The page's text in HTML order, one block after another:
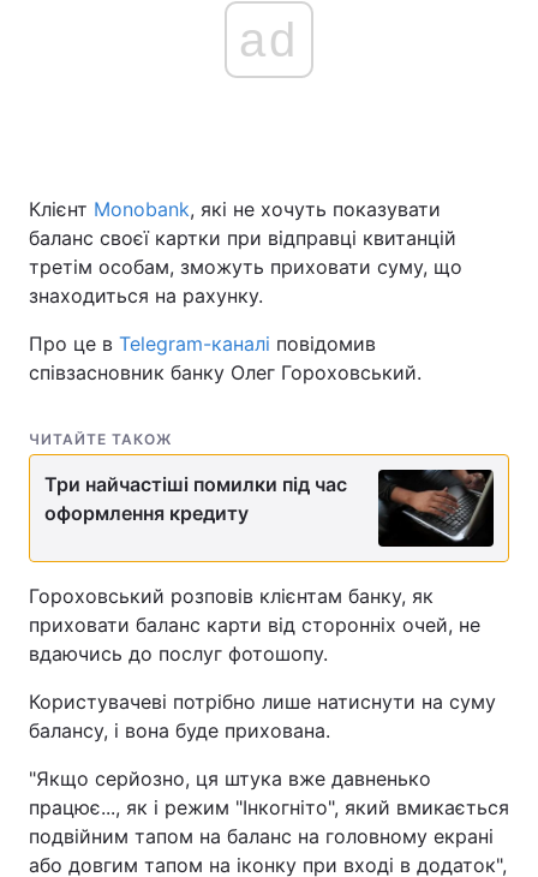
ad
Клієнт Monobank, які не хочуть показувати
баланс своєї картки при відправці квитанцій
третім особам, зможуть приховати суму, що
знаходиться на рахунку.
Про це в Telegram-каналі повідомив
співзасновник банку Олег Гороховський.
ЧИТАЙТЕ ТАКОЖ
Три найчастіші помилки під час
оформлення кредиту
Гороховський розповів клієнтам банку, як
приховати баланс карти від сторонніх очей, не
вдаючись до послуг фотошопу.
Користувачеві потрібно лише натиснути на суму
балансу, і вона буде прихована.
"Якщо серйозно, ця штука вже давненько
працює..., як і режим "Інкогніто", який вмикається
подвійним тапом на баланс на головному екрані
або довгим тапом на іконку при вході в додаток",